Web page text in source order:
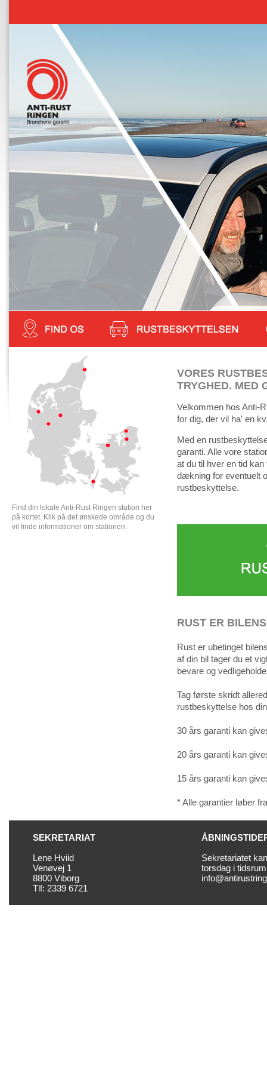
Find din lokale Anti-Rust Ringen station her
på kortet. Klik på det ønskede område og du
vil finde informationer om stationen.
VORES
TRYGHED. MED
Velkommen hos Anti-
for dig, der vil ha' en
Med en
garanti. Alle vore
at du til hver en tid
dækning for eventuelt
rustbeskyttelse.
RUST ER
Rust er ubetinget
af din bil tager du et
bevare og
Tag første skridt
rustbeskyttelse hos
30 års garanti kan
20 års garanti kan
15 års garanti kan
* Alle garantier løber
SEKRETARIAT
Lene Hviid
Venøvej 1
8800 Viborg
Tlf: 2339 6721
Sekretariatet
torsdag i